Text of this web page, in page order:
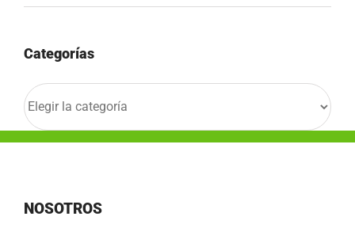
Categorías
Categorías
NOSOTROS